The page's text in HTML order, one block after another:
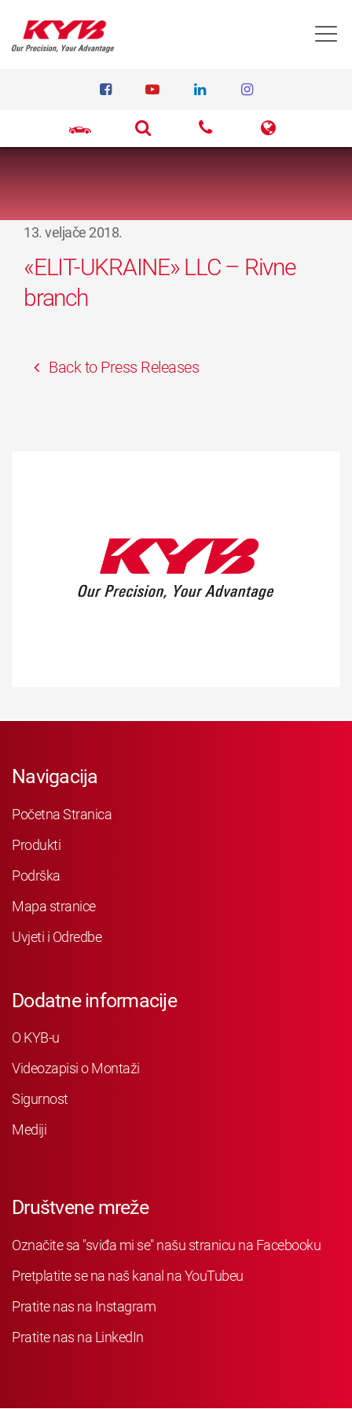
13. veljače 2018.
«ELIT-UKRAINE» LLC – Rivne
branch
Back to Press Releases
Navigacija
Početna Stranica
Produkti
Podrška
Mapa stranice
Uvjeti i Odredbe
Dodatne informacije
O KYB-u
Videozapisi o Montaži
Sigurnost
Mediji
Društvene mreže
Označite sa "sviđa mi se" našu stranicu na Facebooku
Pretplatite se na naš kanal na YouTubeu
Pratite nas na Instagram
Pratite nas na LinkedIn